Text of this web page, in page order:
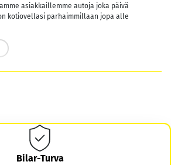
asiakkaillemme autoja joka päivä
kotiovellasi parhaimmillaan jopa alle
Bilar-Turva